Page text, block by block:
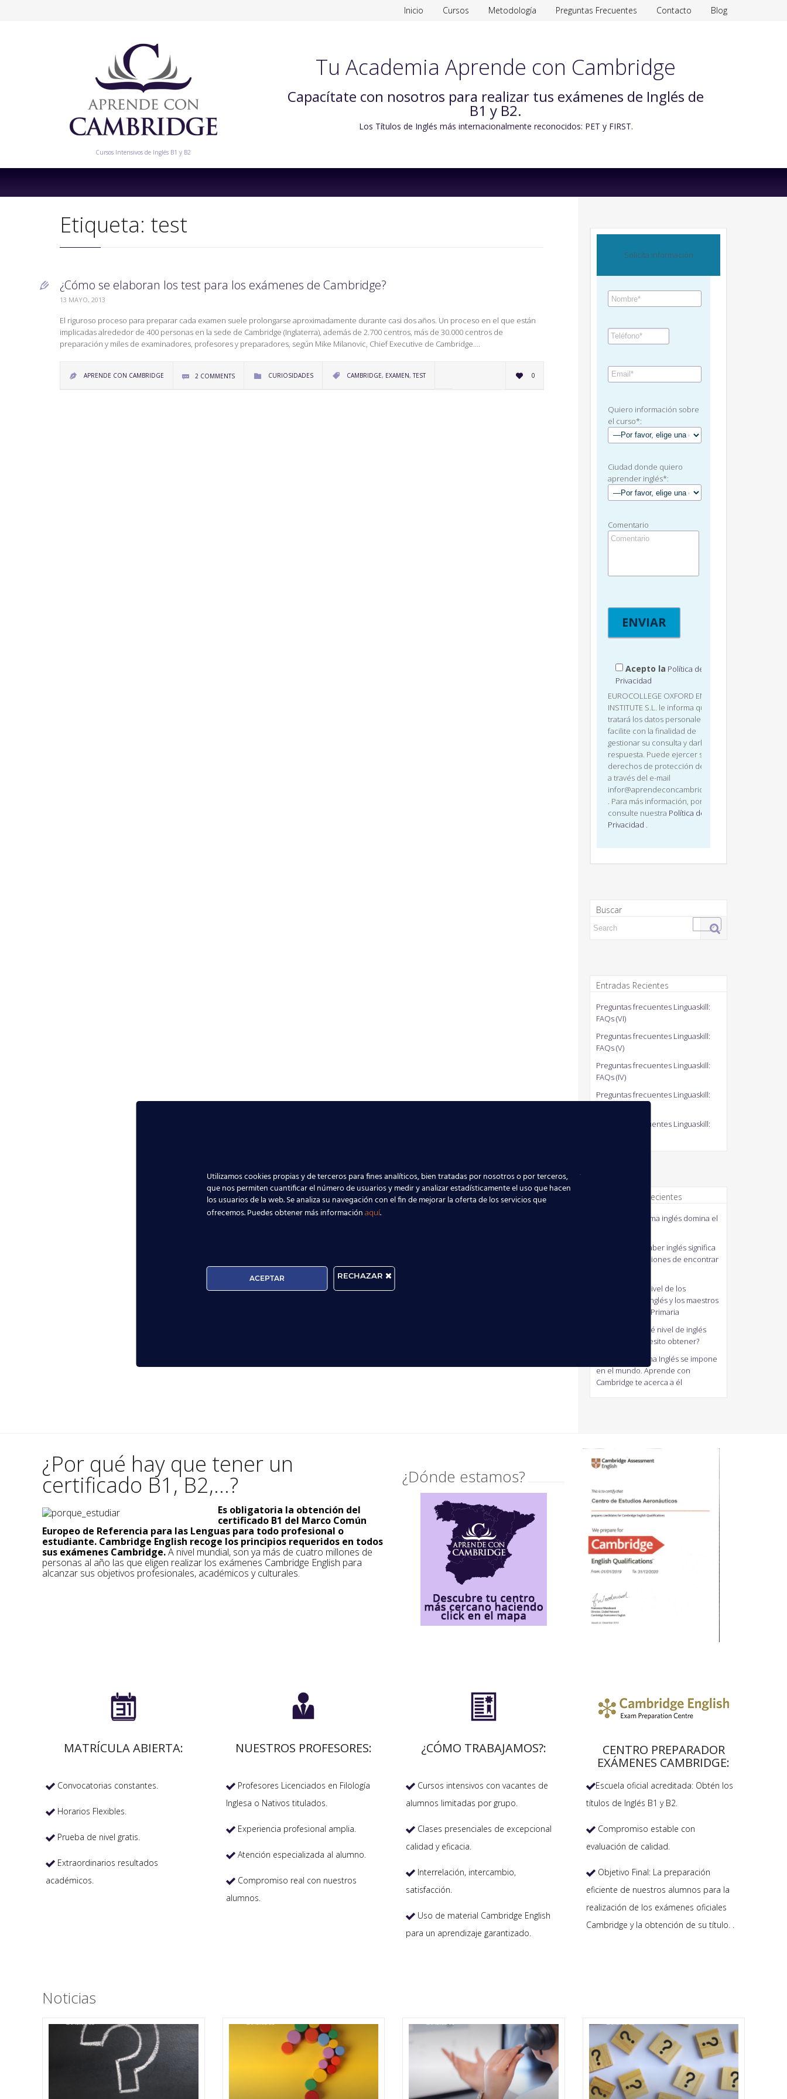
Inicio Cursos Metodología Preguntas Frecuentes Contacto Blog
Cursos Intensivos de Inglés B1 y B2
Tu Academia Aprende con Cambridge
Capacítate con nosotros para realizar tus exámenes de Inglés de
B1 y B2.
Los Títulos de Inglés más internacionalmente reconocidos: PET y FIRST.
content
Etiqueta: test
 ¿Cómo se elaboran los test para los exámenes de Cambridge?
13 MAYO, 2013
El riguroso proceso para preparar cada examen suele prolongarse aproximadamente durante casi dos años. Un proceso en el que están
implicadas alrededor de 400 personas en la sede de Cambridge (Inglaterra), además de 2.700 centros, más de 30.000 centros de
preparación y miles de examinadores, profesores y preparadores, según Mike Milanovic, Chief Executive de Cambridge….
 APRENDE CON CAMBRIDGE  2 COMMENTS  CATEGORY
CURIOSIDADES  CATEGORY
CAMBRIDGE, EXAMEN,TEST  LOVE
IT0
Solicita información
Quiero información sobre
el curso*:
Ciudad donde quiero
aprender inglés*:
Comentario
Acepto la Política de
Privacidad
EUROCOLLEGE OXFORD ENGLISH
INSTITUTE S.L. le informa que
tratará los datos personales que
facilite con la finalidad de
gestionar su consulta y darle
respuesta. Puede ejercer sus
derechos de protección de datos
a través del e-mail
infor@aprendeconcambridge.com
. Para más información, por favor,
consulte nuestra Política de
Privacidad .
Buscar
Entradas Recientes
Preguntas frecuentes Linguaskill:
FAQs (VI)
Preguntas frecuentes Linguaskill:
FAQs (V)
Preguntas frecuentes Linguaskill:
FAQs (IV)
Preguntas frecuentes Linguaskill:
Preguntas frecuentes Linguaskill:
Comentarios recientes
El idioma inglés domina el
Saber inglés significa
mejorar tus opciones de encontrar
Bajo nivel de los
profesores de inglés y los maestros
generalistas de Primaria
¿Qué nivel de inglés
Cambridge necesito obtener?
El Idioma Inglés se impone
en el mundo. Aprende con
Cambridge te acerca a él
¿Por qué hay que tener un
certificado B1, B2,...?
Es obligatoria la obtención del
certificado B1 del Marco Común
Europeo de Referencia para las Lenguas para todo profesional o
estudiante. Cambridge English recoge los principios requeridos en todos
sus exámenes Cambridge.A nivel mundial, son ya más de cuatro millones de
personas al año las que eligen realizar los exámenes Cambridge English para
alcanzar sus objetivos profesionales, académicos y culturales.
¿Dónde estamos?

MATRÍCULA ABIERTA:
 Convocatorias constantes.
 Horarios Flexibles.
 Prueba de nivel gratis.
 Extraordinarios resultados
académicos.

NUESTROS PROFESORES:
Profesores Licenciados en Filología
Inglesa o Nativos titulados.
Experiencia profesional amplia.
Atención especializada al alumno.
Compromiso real con nuestros
alumnos.

¿CÓMO TRABAJAMOS?:
 Cursos intensivos con vacantes de
alumnos limitadas por grupo.
 Clases presenciales de excepcional
calidad y eficacia.
 Interrelación, intercambio,
satisfacción.
 Uso de material Cambridge English
para un aprendizaje garantizado.
CENTRO PREPARADOR
EXÁMENES CAMBRIDGE:
Escuela oficial acreditada: Obtén los
títulos de Inglés B1 y B2.
Compromiso estable con
evaluación de calidad.
Objetivo Final: La preparación
eficiente de nuestros alumnos para la
realización de los exámenes oficiales
Cambridge y la obtención de su título. .
Noticias
Utilizamos cookies propias y de terceros para fines analíticos, bien tratadas por nosotros o por terceros,
que nos permiten cuantificar el número de usuarios y medir y analizar estadísticamente el uso que hacen
los usuarios de la web. Se analiza su navegación con el fin de mejorar la oferta de los servicios que
ofrecemos. Puedes obtener más información aquí.
ACEPTAR RECHAZAR